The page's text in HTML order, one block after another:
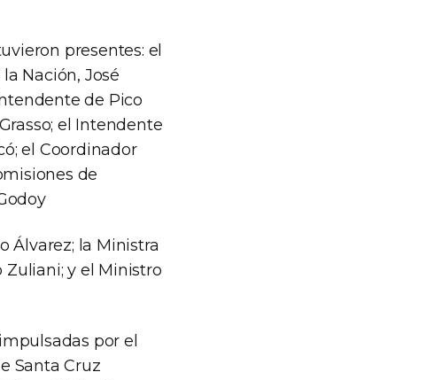
presentes: el
Nación, José
de Pico
el Intendente
el Coordinador
de
Álvarez; la Ministra
Zuliani; y el Ministro
por el
Santa Cruz